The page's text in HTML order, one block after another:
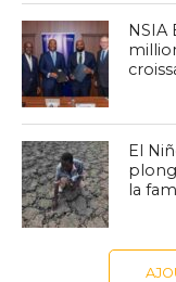
NSIA
El
la